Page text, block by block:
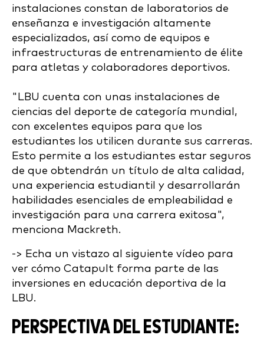
instalaciones constan de laboratorios de
enseñanza e investigación altamente
especializados, así como de equipos e
infraestructuras de entrenamiento de élite
para atletas y colaboradores deportivos.
" LBU cuenta con unas instalaciones de
ciencias del deporte de categoría mundial,
con excelentes equipos para que los
estudiantes los utilicen durante sus carreras.
Esto permite a los estudiantes estar seguros
de que obtendrán un título de alta calidad,
una experiencia estudiantil y desarrollarán
habilidades esenciales de empleabilidad e
investigación para una carrera exitosa",
menciona Mackreth.
-> Echa un vistazo al siguiente vídeo para
ver cómo Catapult forma parte de las
inversiones en educación deportiva de la
LBU.
PERSPECTIVA DEL ESTUDIANTE: